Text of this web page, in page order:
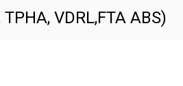
VDRL,FTA ABS)